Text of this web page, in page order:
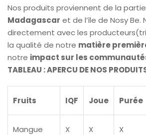
Nos produits proviennent de la partie
Madagascar et de l’île de Nosy Be.
directement avec les
la qualité de notre matière
notre impact sur les
TABLEAU : APERCU DE NOS
Fruits IQF Joue Purée
Mangue
X X X